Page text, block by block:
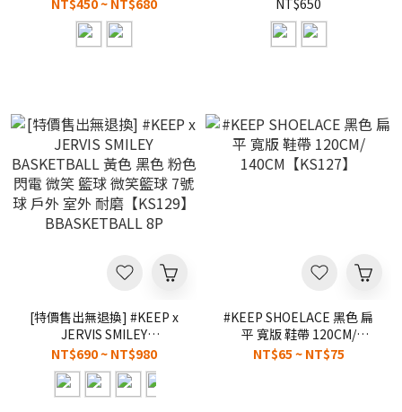
風 百搭基本款 項鍊
【KS152】手鍊【KS151】
訂製銀飾
NT$450 ~ NT$680
止滑 電腦桌墊 辦公桌墊
【KS142】
NT$650
[特價售出無退換] #KEEP x
JERVIS SMILEY
BASKETBALL 黃色 黑色 粉
色 閃電 微笑 籃球 微笑籃球 7
號球 戶外 室外 耐磨
【KS129】BBASKETBALL
NT$690 ~ NT$980
#KEEP SHOELACE 黑色 扁
平 寬版 鞋帶 120CM/
140CM【KS127】
NT$65 ~ NT$75